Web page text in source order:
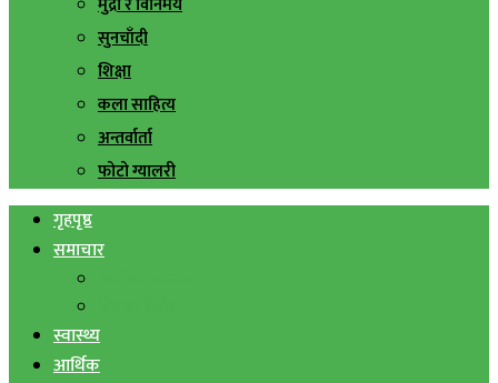
सुनचाँदी
शिक्षा
कला साहित्य
अन्तर्वार्ता
फोटो ग्यालरी
गृहपृष्ठ
समाचार
स्वास्थ्य
आर्थिक